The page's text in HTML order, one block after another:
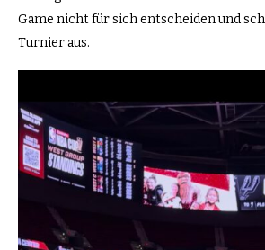
Game nicht für sich entscheiden und
Turnier aus.